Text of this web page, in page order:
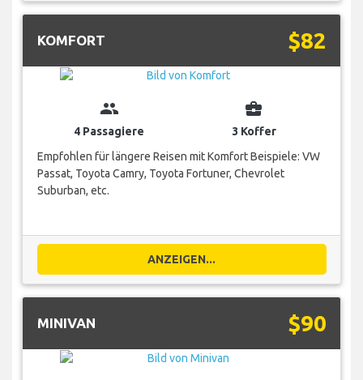
KOMFORT $82
group
4 Passagiere
business_center
3 Koffer
Empfohlen für längere Reisen mit Komfort Beispiele: VW
Passat, Toyota Camry, Toyota Fortuner, Chevrolet
Suburban, etc.
ANZEIGEN...
MINIVAN $90